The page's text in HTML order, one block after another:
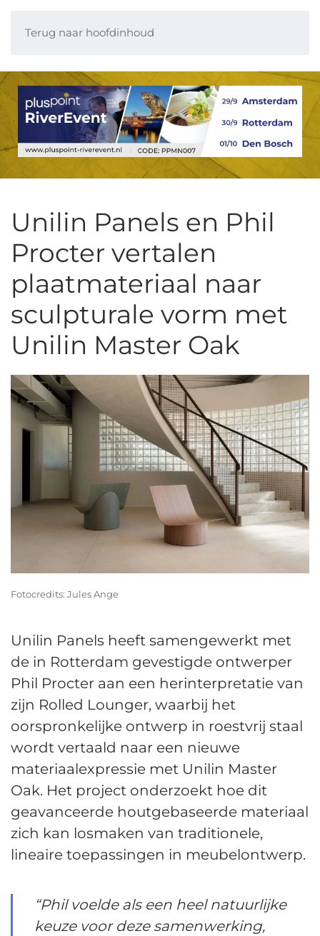
Terug naar hoofdinhoud
Unilin Panels en Phil
Procter vertalen
plaatmateriaal naar
sculpturale vorm met
Unilin Master Oak
Fotocredits: Jules Ange
Unilin Panels heeft samengewerkt met
de in Rotterdam gevestigde ontwerper
Phil Procter aan een herinterpretatie van
zijn Rolled Lounger, waarbij het
oorspronkelijke ontwerp in roestvrij staal
wordt vertaald naar een nieuwe
materiaalexpressie met Unilin Master
Oak. Het project onderzoekt hoe dit
geavanceerde houtgebaseerde materiaal
zich kan losmaken van traditionele,
lineaire toepassingen in meubelontwerp.
“Phil voelde als een heel natuurlijke
keuze voor deze samenwerking,